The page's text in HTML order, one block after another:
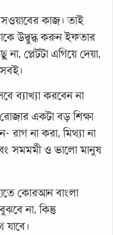
কাজ। তাই
উদ্বুদ্ধ করুন ইফতার
প্লেটটা এগিয়ে দেয়া,
ব্যাখ্যা করবেন না
একটা বড় শিক্ষা
রাগ না করা, মিথ্যা না
সমমর্মী ও ভালো মানুষ
কোরআন বাংলা
না, কিন্তু